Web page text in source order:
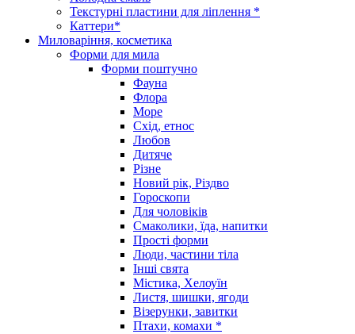
Текстурні пластини для ліплення *
Каттери*
Миловаріння, косметика
Форми для мила
Форми поштучно
Фауна
Флора
Море
Схід, етнос
Любов
Дитяче
Різне
Новий рік, Різдво
Гороскопи
Для чоловіків
Смаколики, їда, напитки
Прості форми
Люди, частини тіла
Інші свята
Містика, Хелоуїн
Листя, шишки, ягоди
Візерунки, завитки
Птахи, комахи *